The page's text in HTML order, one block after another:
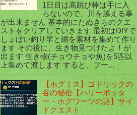
1日目は高跳び棒は手に入
らないので、川を越える事
が出来ません 基本的にたぬきちのクエ
ストをクリアしていきます 最初はDIYで
しょぼい釣り竿と網を素材を集めて作り
ます その後に、生き物見つけたよ！が
出ます 生き物(チョウチョや魚)を5匹以
上集めて渡します すると、フー...
【ホグミス】ゴドリックの
谷の秘密【ハリーポッタ
ー・ホグワーツの謎】サイ
ドクエスト